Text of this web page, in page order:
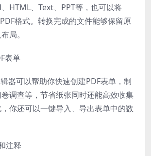
HTML、Text、PPT等，也可以将
格式。转换完成的文件能够保留原
局。
表单
器可以帮助你快速创建PDF表单，制
调查等，节省纸张同时还能高效收集
你还可以一键导入、导出表单中的数
注释